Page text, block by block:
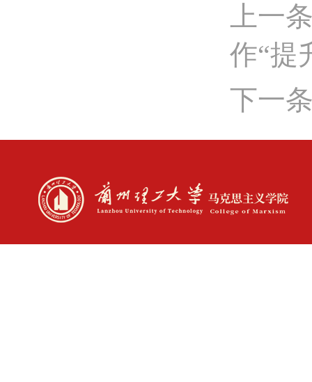
上一
作“提
下一